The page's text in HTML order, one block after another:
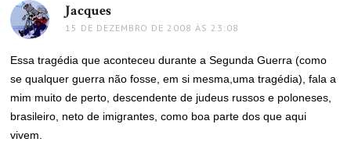
Jacques
15 DE DEZEMBRO DE 2008 ÀS 23:08
Essa tragédia que aconteceu durante a Segunda Guerra (como
se qualquer guerra não fosse, em si mesma,uma tragédia), fala a
mim muito de perto, descendente de judeus russos e poloneses,
brasileiro, neto de imigrantes, como boa parte dos que aqui
vivem.